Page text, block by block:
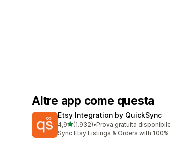
Altre app come questa
Etsy Integration by QuickSync
4,9stelle su 5
(1.932)
1932 recensioni totali
•Prova gratuita
Sync Etsy Listings & Orders with